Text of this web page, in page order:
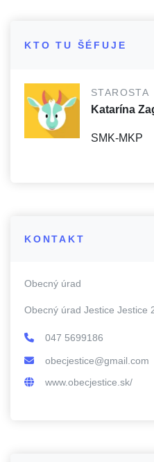
KTO TU ŠÉFUJE
STAROSTA
Katarína
SMK-MKP
KONTAKT
Obecný úrad
Obecný úrad Jestice Jestice
047 5699186
obecjestice@gmail.com
www.obecjestice.sk/